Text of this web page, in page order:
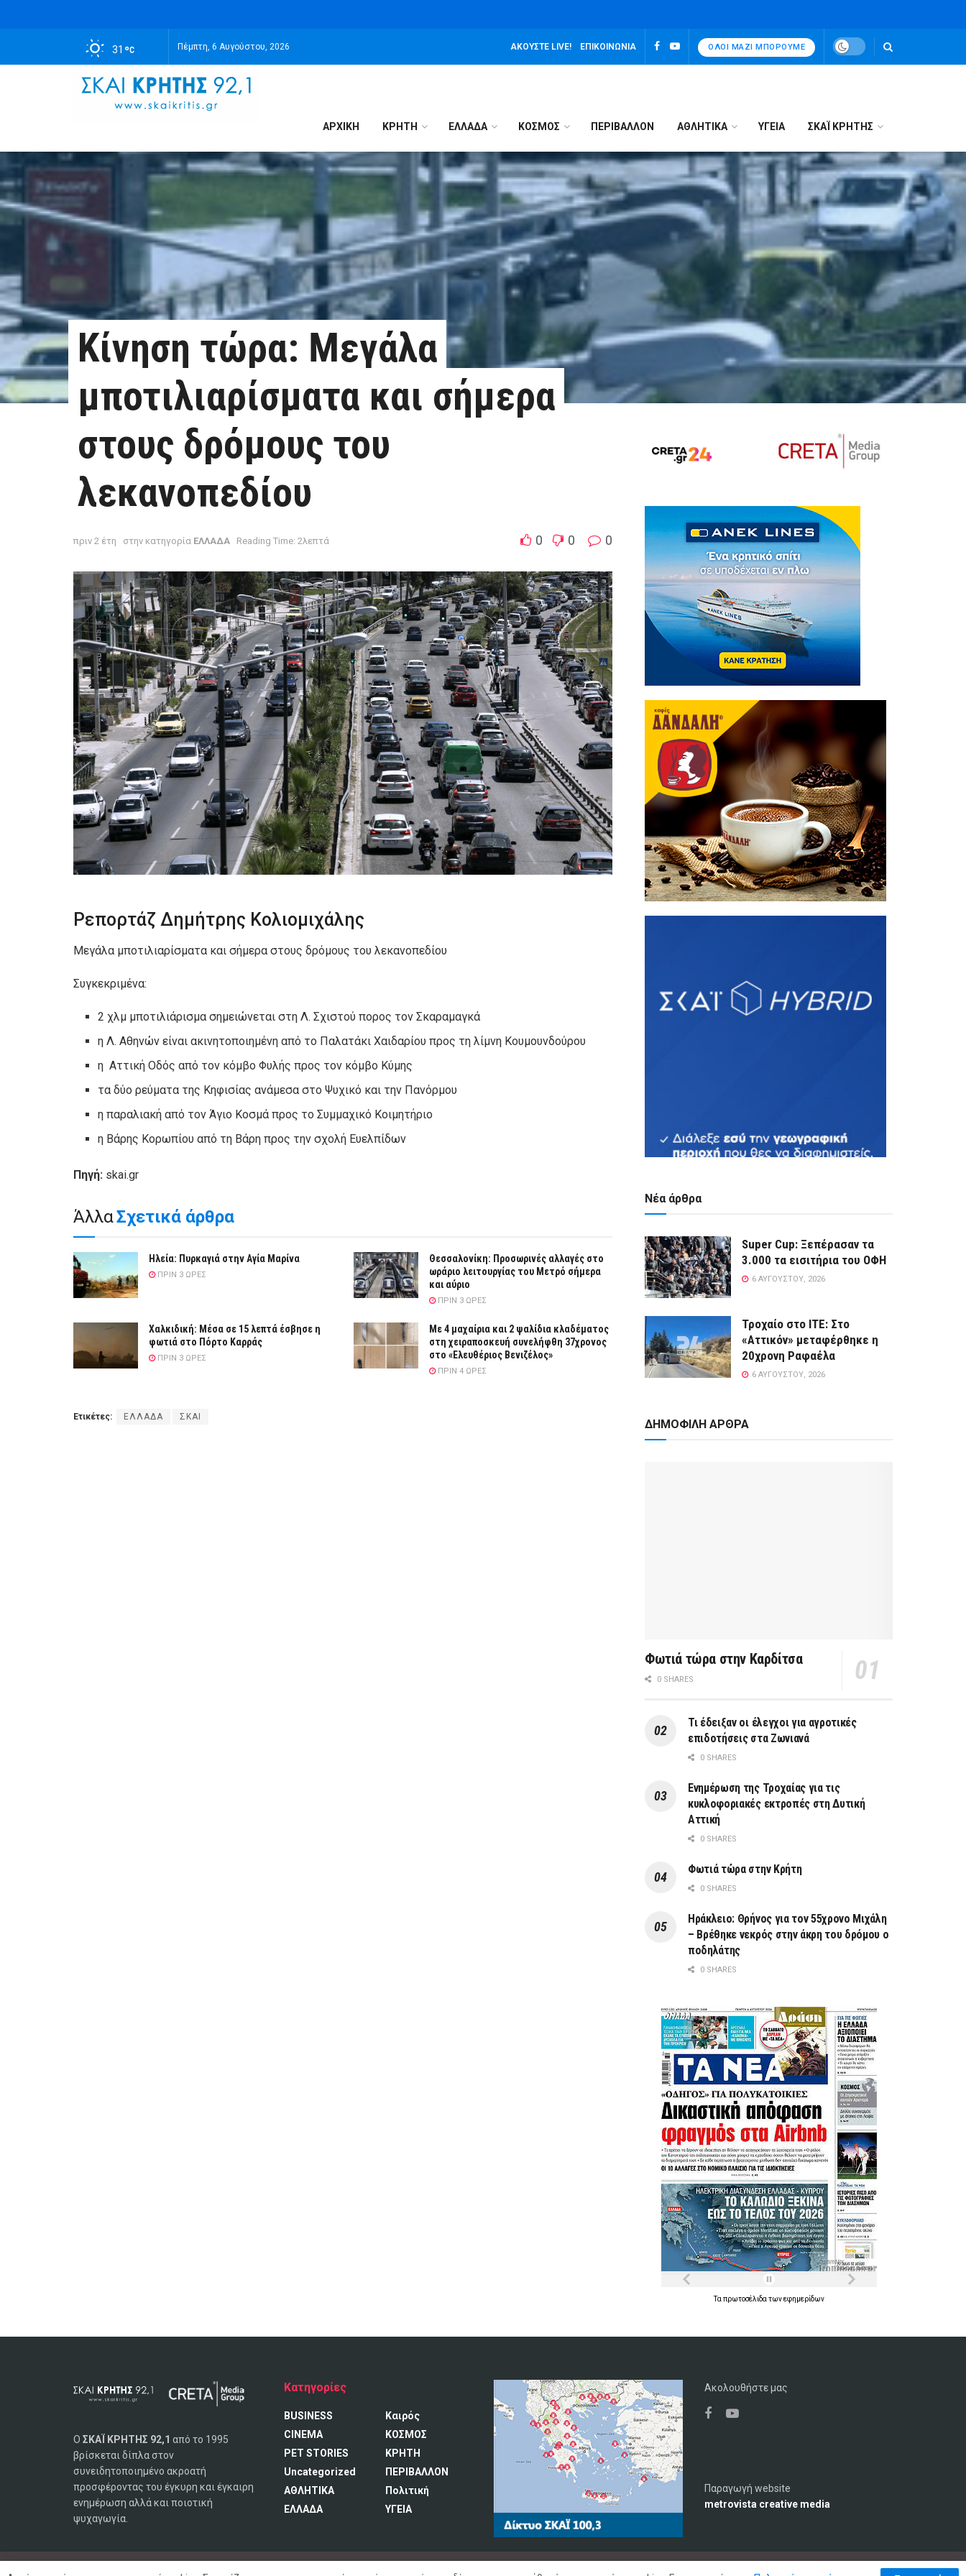
31 Πέμπτη, 6 Αυγούστου, 2026 ΑΚΟΎΣΤΕ LIVE! ΕΠΙΚΟΙΝΩΝΊΑ ΌΛΟΙ ΜΑΖΊ ΜΠΟΡΟΎΜΕ
ΑΡΧΙΚΉ ΚΡΗΤΗ ΕΛΛΑΔΑ ΚΟΣΜΟΣ ΠΕΡΙΒΑΛΛΟΝ ΑΘΛΗΤΙΚΑ ΥΓΕΙΑ ΣΚΑΪ ΚΡΗΤΗΣ
Κίνηση τώρα: Μεγάλα
μποτιλιαρίσματα και σήμερα
στους δρόμους του
λεκανοπεδίου
πριν 2 έτη στην κατηγορία ΕΛΛΑΔΑ Reading Time: 2λεπτά 0 0 0
Ρεπορτάζ Δημήτρης Κολιομιχάλης
Μεγάλα μποτιλιαρίσματα και σήμερα στους δρόμους του λεκανοπεδίου
Συγκεκριμένα:
2 χλμ μποτιλιάρισμα σημειώνεται στη Λ. Σχιστού πορος τον Σκαραμαγκά
η Λ. Αθηνών είναι ακινητοποιημένη από το Παλατάκι Χαιδαρίου προς τη λίμνη Κουμουνδούρου
η Αττική Οδός από τον κόμβο Φυλής προς τον κόμβο Κύμης
τα δύο ρεύματα της Κηφισίας ανάμεσα στο Ψυχικό και την Πανόρμου
η παραλιακή από τον Άγιο Κοσμά προς το Συμμαχικό Κοιμητήριο
η Βάρης Κορωπίου από τη Βάρη προς την σχολή Ευελπίδων
Πηγή: skai.gr
ΆλλαΣχετικά άρθρα
Ηλεία: Πυρκαγιά στην Αγία Μαρίνα
ΠΡΙΝ 3 ΏΡΕΣ
Θεσσαλονίκη: Προσωρινές αλλαγές στο
ωράριο λειτουργίας του Μετρό σήμερα
και αύριο
ΠΡΙΝ 3 ΏΡΕΣ
Χαλκιδική: Μέσα σε 15 λεπτά έσβησε η
φωτιά στο Πόρτο Καρράς
ΠΡΙΝ 3 ΏΡΕΣ
Με 4 μαχαίρια και 2 ψαλίδια κλαδέματος
στη χειραποσκευή συνελήφθη 37χρονος
στο «Ελευθέριος Βενιζέλος»
ΠΡΙΝ 4 ΏΡΕΣ
Ετικέτες: ΕΛΛΑΔΑ ΣΚΑΙ
Νέα άρθρα
Super Cup: Ξεπέρασαν τα
3.000 τα εισιτήρια του ΟΦΗ
6 ΑΥΓΟΎΣΤΟΥ, 2026
Τροχαίο στο ΙΤΕ: Στο
«Αττικόν» μεταφέρθηκε η
20χρονη Ραφαέλα
6 ΑΥΓΟΎΣΤΟΥ, 2026
ΔΗΜΟΦΙΛΗ ΑΡΘΡΑ
Φωτιά τώρα στην Καρδίτσα
0 SHARES
Τι έδειξαν οι έλεγχοι για αγροτικές
επιδοτήσεις στα Ζωνιανά
0 SHARES
Ενημέρωση της Τροχαίας για τις
κυκλοφοριακές εκτροπές στη Δυτική
Αττική
0 SHARES
Φωτιά τώρα στην Κρήτη
0 SHARES
Ηράκλειο: Θρήνος για τον 55χρονο Μιχάλη
– Βρέθηκε νεκρός στην άκρη του δρόμου ο
ποδηλάτης
0 SHARES
Τα πρωτοσέλιδα τωνεφημερίδων
Ο ΣΚΑΪ ΚΡΗΤΗΣ 92,1 από το 1995
βρίσκεται δίπλα στον
συνειδητοποιημένο ακροατή
προσφέροντας του έγκυρη και έγκαιρη
ενημέρωση αλλά και ποιοτική
ψυχαγωγία.
Κατηγορίες
BUSINESS
CINEMA
PET STORIES
Uncategorized
ΑΘΛΗΤΙΚΑ
ΕΛΛΑΔΑ
Καιρός
ΚΟΣΜΟΣ
ΚΡΗΤΗ
ΠΕΡΙΒΑΛΛΟΝ
Πολιτική
ΥΓΕΙΑ
Ακολουθήστε μας
Παραγωγή website
metrovista creative media
© 2020 ΣΚΑΪ ΚΡΗΤΗΣ 92,1 FM, Με επιφύλαξη παντός δικαιώματος